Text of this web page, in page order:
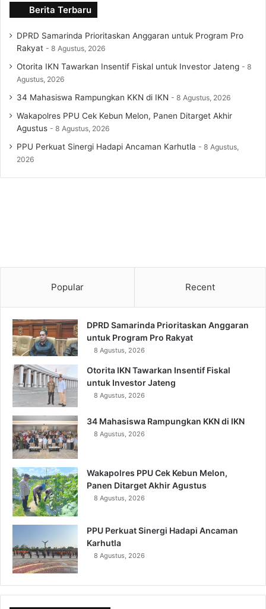
Berita Terbaru
DPRD Samarinda Prioritaskan Anggaran untuk Program Pro
Rakyat
8 Agustus, 2026
Otorita IKN Tawarkan Insentif Fiskal untuk Investor Jateng
8
Agustus, 2026
34 Mahasiswa Rampungkan KKN di IKN 8 Agustus, 2026
Wakapolres PPU Cek Kebun Melon, Panen Ditarget Akhir
Agustus
8 Agustus, 2026
PPU Perkuat Sinergi Hadapi Ancaman Karhutla
8 Agustus,
2026
Popular Recent
DPRD Samarinda Prioritaskan Anggaran
untuk Program Pro Rakyat
8 Agustus, 2026
Otorita IKN Tawarkan Insentif Fiskal
untuk Investor Jateng
8 Agustus, 2026
34 Mahasiswa Rampungkan KKN di IKN
8 Agustus, 2026
Wakapolres PPU Cek Kebun Melon,
Panen Ditarget Akhir Agustus
8 Agustus, 2026
PPU Perkuat Sinergi Hadapi Ancaman
Karhutla
8 Agustus, 2026